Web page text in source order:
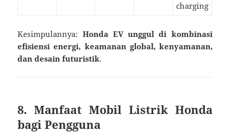
charging
Kesimpulannya: Honda EV unggul di kombinasi
efisiensi energi, keamanan global, kenyamanan,
dan desain futuristik.
8. Manfaat Mobil Listrik Honda
bagi Pengguna